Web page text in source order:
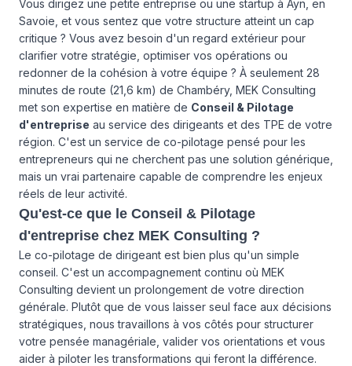
Vous dirigez une petite entreprise ou une startup à Ayn, en
Savoie, et vous sentez que votre structure atteint un cap
critique ? Vous avez besoin d'un regard extérieur pour
clarifier votre stratégie, optimiser vos opérations ou
redonner de la cohésion à votre équipe ? À seulement 28
minutes de route (21,6 km) de Chambéry, MEK Consulting
met son expertise en matière de Conseil & Pilotage
d'entreprise au service des dirigeants et des TPE de votre
région. C'est un service de co-pilotage pensé pour les
entrepreneurs qui ne cherchent pas une solution générique,
mais un vrai partenaire capable de comprendre les enjeux
réels de leur activité.
Qu'est-ce que le Conseil & Pilotage
d'entreprise chez MEK Consulting ?
Le co-pilotage de dirigeant est bien plus qu'un simple
conseil. C'est un accompagnement continu où MEK
Consulting devient un prolongement de votre direction
générale. Plutôt que de vous laisser seul face aux décisions
stratégiques, nous travaillons à vos côtés pour structurer
votre pensée managériale, valider vos orientations et vous
aider à piloter les transformations qui feront la différence.